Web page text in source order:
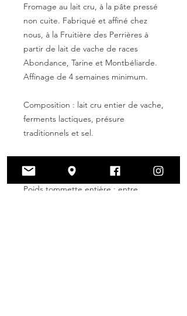
Fromage au lait cru, à la pâte pressé
non cuite. Fabriqué et affiné chez
nous, à la Fruitière des Perrières à
partir de lait de vache de races
Abondance, Tarine et Montbéliarde.
Affinage de 4 semaines minimum.
Composition : lait cru entier de vache,
ferments lactiques, présure
traditionnels et sel.
300gr
Poids tommette entière : entre